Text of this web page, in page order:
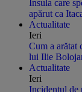
Insula care
apărut ca
Actualitate
Ieri
Cum a arătat
lui Ilie
Actualitate
Ieri
Incidentul de